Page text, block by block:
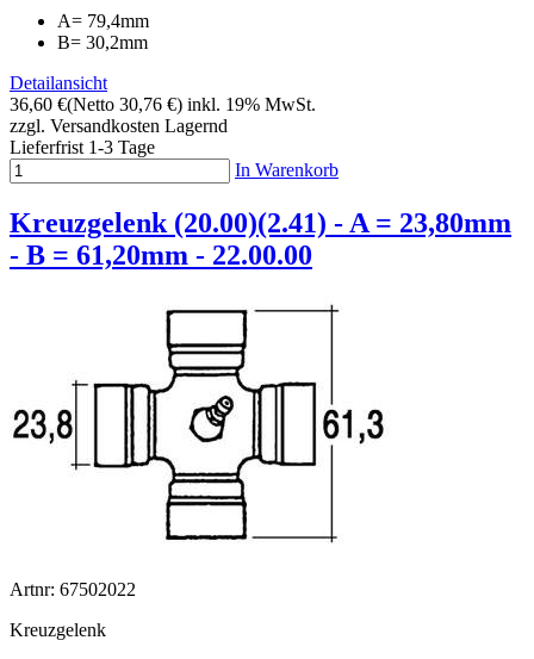
A= 79,4mm
B= 30,2mm
Detailansicht
36,60 €(Netto 30,76 €) inkl. 19% MwSt.
zzgl. Versandkosten Lagernd
Lieferfrist 1-3 Tage
In Warenkorb
Kreuzgelenk (20.00)(2.41) - A = 23,80mm
- B = 61,20mm - 22.00.00
Artnr: 67502022
Kreuzgelenk